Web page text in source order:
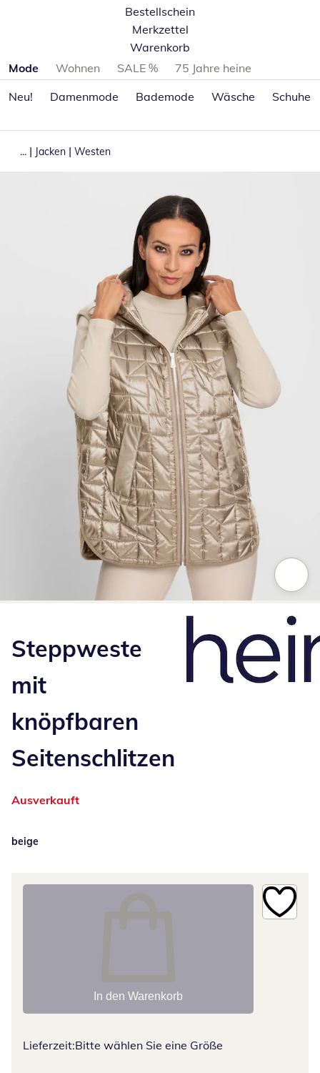
Bestellschein
Merkzettel
Warenkorb
Produktkategorien überspringen
Mode Wohnen SALE %
75 Jahre heine
Neu!
Damenmode Bademode Wäsche Schuhe
... | Jacken | Westen
Steppweste
mit
knöpfbaren
Seitenschlitzen
Ausverkauft
beige
In den Warenkorb
Lieferzeit:Bitte wählen Sie eine Größe